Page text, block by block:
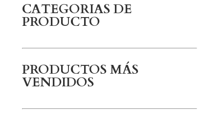
CATEGORIAS DE
PRODUCTO
PRODUCTOS MÁS
VENDIDOS